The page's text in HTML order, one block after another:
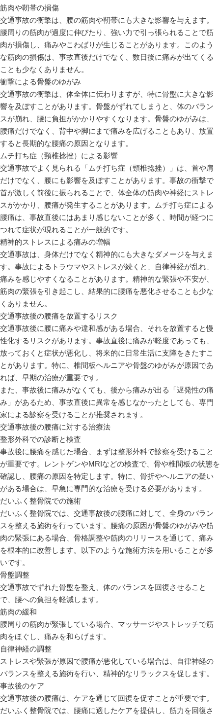
筋肉や靭帯の損傷
交通事故の衝撃は、腰の筋肉や靭帯にも大きな影響を与えます。
腰周りの筋肉が過度に伸びたり、強い力で引っ張られることで筋
肉が損傷し、痛みやこわばりが生じることがあります。このよう
な筋肉の損傷は、事故直後だけでなく、数日後に痛みが出てくる
ことも少なくありません。
衝撃による骨盤のゆがみ
交通事故の衝撃は、体全体に伝わりますが、特に骨盤に大きな影
響を及ぼすことがあります。骨盤がずれてしまうと、体のバラン
スが崩れ、腰に負担がかかりやすくなります。骨盤のゆがみは、
腰痛だけでなく、背中や脚にまで痛みを広げることもあり、放置
すると長期的な腰痛の原因となります。
ムチ打ち症（頸椎捻挫）による影響
交通事故でよく見られる「ムチ打ち症（頸椎捻挫）」は、首や肩
だけでなく、腰にも影響を及ぼすことがあります。事故の衝撃で
首が激しく前後に振られることで、体全体の筋肉や神経にストレ
スがかかり、腰痛が発生することがあります。ムチ打ち症による
腰痛は、事故直後にはあまり感じないことが多く、時間が経つに
つれて症状が現れることが一般的です。
精神的ストレスによる痛みの増幅
交通事故は、身体だけでなく精神的にも大きなダメージを与えま
す。事故によるトラウマやストレスが続くと、自律神経が乱れ、
痛みを感じやすくなることがあります。精神的な緊張や不安が、
筋肉の緊張を引き起こし、結果的に腰痛を悪化させることも少な
くありません。
交通事故後の腰痛を放置するリスク
交通事故後に腰に痛みや違和感がある場合、それを放置すると慢
性化するリスクがあります。事故直後に痛みが軽度であっても、
放っておくと症状が悪化し、将来的に日常生活に支障をきたすこ
とがあります。特に、椎間板ヘルニアや骨盤のゆがみが原因であ
れば、早期の治療が重要です。
また、事故後に痛みがなくても、後から痛みが出る「遅発性の痛
み」があるため、事故直後に異常を感じなかったとしても、専門
家による診察を受けることが推奨されます。
交通事故後の腰痛に対する治療法
整形外科での診断と検査
事故後に腰痛を感じた場合、まずは整形外科で診察を受けること
が重要です。レントゲンやMRIなどの検査で、骨や椎間板の状態を
確認し、腰痛の原因を特定します。特に、骨折やヘルニアの疑い
がある場合は、早急に専門的な治療を受ける必要があります。
だいふく整骨院での施術
だいふく整骨院では、交通事故後の腰痛に対して、全身のバラン
スを整える施術を行っています。腰痛の原因が骨盤のゆがみや筋
肉の緊張にある場合、骨格調整や筋肉のリリースを通じて、痛み
を根本的に改善します。以下のような施術方法を用いることが多
いです。
骨盤調整
交通事故でずれた骨盤を整え、体のバランスを回復させること
で、腰への負担を軽減します。
筋肉の緩和
腰周りの筋肉が緊張している場合、マッサージやストレッチで筋
肉をほぐし、痛みを和らげます。
自律神経の調整
ストレスや緊張が原因で腰痛が悪化している場合は、自律神経の
バランスを整える施術を行い、精神的なリラックスを促します。
事故後のケア
交通事故後の腰痛は、ケアを通じて回復を促すことが重要です。
だいふく整骨院では、腰痛に適したケアを提供し、筋力を回復さ